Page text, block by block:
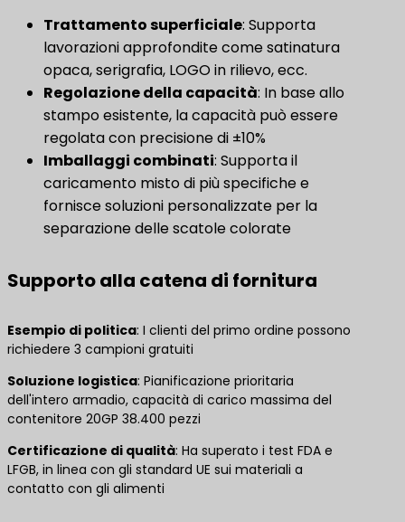
Trattamento superficiale: Supporta
lavorazioni approfondite come satinatura
opaca, serigrafia, LOGO in rilievo, ecc.
Regolazione della capacità​: In base allo
stampo esistente, la capacità può essere
regolata con precisione di ±10%
Imballaggi combinati​: Supporta il
caricamento misto di più specifiche e
fornisce soluzioni personalizzate per la
separazione delle scatole colorate
Supporto alla catena di fornitura
​Esempio di politica​​: I clienti del primo ordine possono
richiedere 3 campioni gratuiti
Soluzione logistica​: Pianificazione prioritaria
dell'intero armadio, capacità di carico massima del
contenitore 20GP 38.400 pezzi
Certificazione di qualità: Ha superato i test FDA e
LFGB, in linea con gli standard UE sui materiali a
contatto con gli alimenti